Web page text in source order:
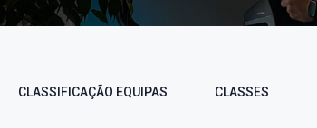
CLASSIFICAÇÃO EQUIPAS CLASSES